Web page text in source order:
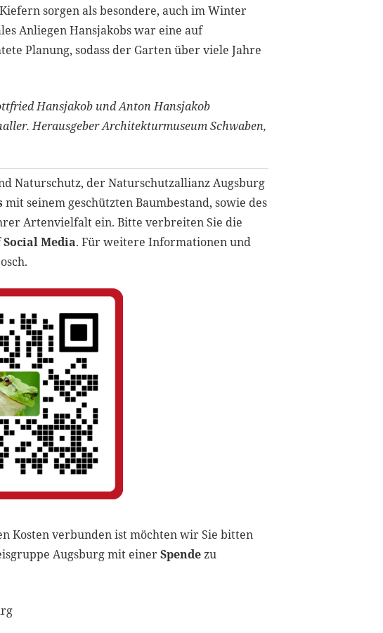
sorgen als besondere, auch im Winter
Anliegen Hansjakobs war eine auf
Planung, sodass der Garten über viele Jahre
Hansjakob und Anton Hansjakob
Herausgeber Architekturmuseum Schwaben,
Naturschutz, der Naturschutzallianz Augsburg
mit seinem geschützten Baumbestand, sowie des
Artenvielfalt ein. Bitte verbreiten Sie die
Social Media. Für weitere Informationen und
Kosten verbunden ist möchten wir Sie bitten
Augsburg mit einerSpendezu